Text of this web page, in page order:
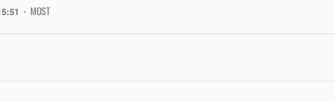
Author
MOST